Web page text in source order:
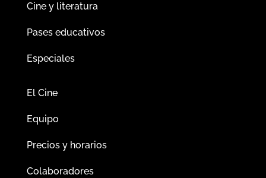
Cine y literatura
Pases educativos
Especiales
El Cine
Equipo
Precios y horarios
Colaboradores